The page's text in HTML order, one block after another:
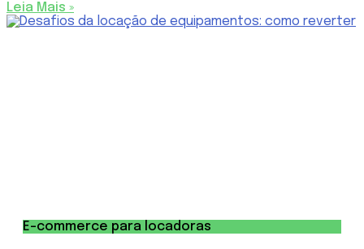
Leia Mais »
E-commerce para locadoras